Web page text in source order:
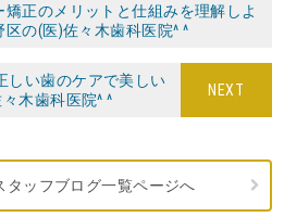
矯正のメリットと仕組みを理解しよ
の(医)佐々木歯科医院^ ^
NEXT
しい歯のケアで美しい
木歯科医院^ ^
タッフブログ一覧ページへ